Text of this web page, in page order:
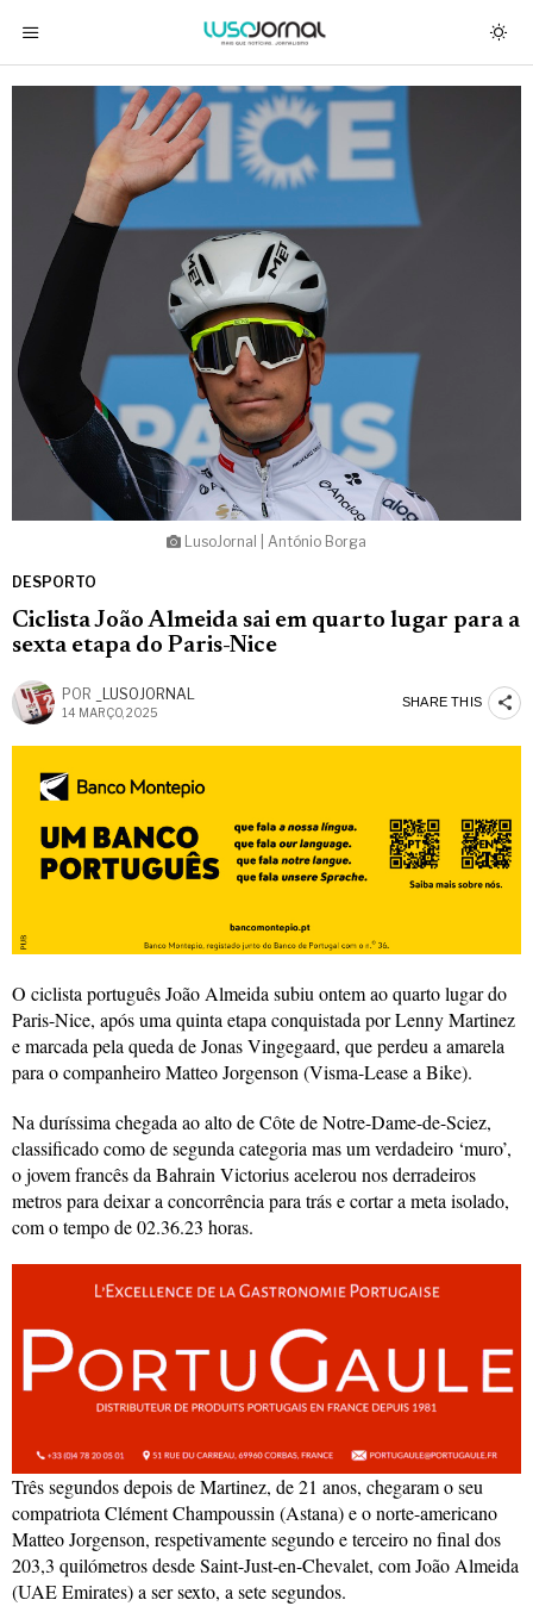
LusoJornal | António Borga
DESPORTO
Ciclista João Almeida sai em quarto lugar para a
sexta etapa do Paris-Nice
POR _LUSOJORNAL
14 MARÇO, 2025
SHARE THIS
O ciclista português João Almeida subiu ontem ao quarto lugar do
Paris-Nice, após uma quinta etapa conquistada por Lenny Martinez
e marcada pela queda de Jonas Vingegaard, que perdeu a amarela
para o companheiro Matteo Jorgenson (Visma-Lease a Bike).
Na duríssima chegada ao alto de Côte de Notre-Dame-de-Sciez,
classificado como de segunda categoria mas um verdadeiro ‘muro’,
o jovem francês da Bahrain Victorius acelerou nos derradeiros
metros para deixar a concorrência para trás e cortar a meta isolado,
com o tempo de 02.36.23 horas.
Três segundos depois de Martinez, de 21 anos, chegaram o seu
compatriota Clément Champoussin (Astana) e o norte-americano
Matteo Jorgenson, respetivamente segundo e terceiro no final dos
203,3 quilómetros desde Saint-Just-en-Chevalet, com João Almeida
(UAE Emirates) a ser sexto, a sete segundos.